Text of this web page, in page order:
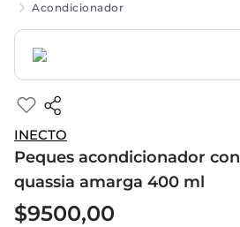
Acondicionador
INECTO
Peques acondicionador
quassia amarga 400 ml
$9500,00